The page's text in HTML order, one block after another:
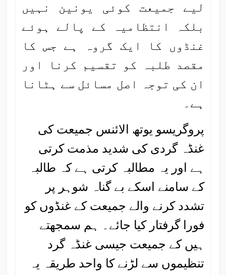
لیے جمیعت کوئی یونین نہیں
بلکہ انتظامیہ کے پالے ہوئے
غنڈوں کا ایک گروہ ہے جس کا
مقصد طلبہ کو تقسیم کرنا اور
ان کی توجہ اصل مسائل سے ہٹانا
ہے۔
پروگریسو یوتھ الائنس جمیعت کی
غنڈہ گردی کی شدید مذمت کرتی
ہے اور یہ مطالبہ کرتی ہے کہ طالبہ
کے سامنے اسکے بے گناہ شوہر پر
تشدد کرنے والے جمیعت کے غنڈوں کو
فورا گرفتار کیا جائے۔ ہم سمجھتے
ہیں کے جمیعت جیسی غنڈہ گرد
تنظیموں سے لڑنے کا واحد طریقہ یہ